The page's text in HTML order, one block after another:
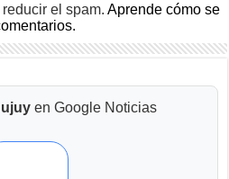
reducir el spam.Aprende cómo se
en Google Noticias